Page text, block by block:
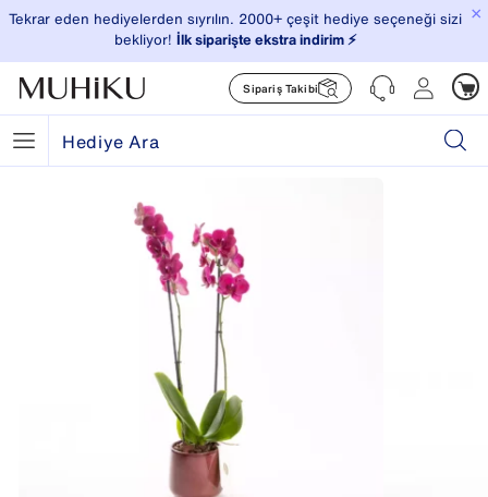
×
Tekrar eden hediyelerden sıyrılın. 2000+ çeşit hediye seçeneği sizi
bekliyor! İlk siparişte ekstra indirim ⚡️
Sipariş Takibi